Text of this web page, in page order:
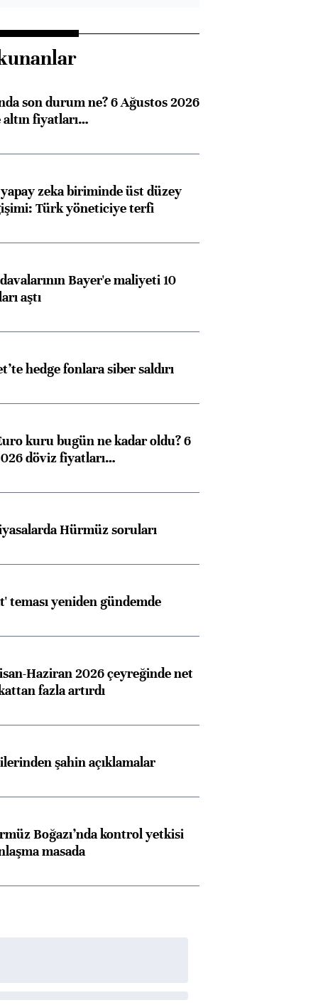
Almanya, Commerzbank
konusunda Unicredit ile
son durum ne? 6 Ağustos 2026
altın fiyatları…
yapay zeka biriminde üst düzey
Türk yöneticiye terfi
Bayer'e maliyeti 10
aştı
hedge fonlara siber saldırı
kuru bugün ne kadar oldu? 6
döviz fiyatları…
Hürmüz soruları
teması yeniden gündemde
Haziran 2026 çeyreğinde net
fazla artırdı
şahin açıklamalar
Boğazı’nda kontrol yetkisi
masada